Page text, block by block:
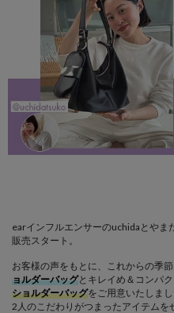
earインフルエンサーのuchidaとやま
販売スタート。
お客様の声をもとに、これからの季
ョルダーバッグとキレイめ＆コンパ
ショルダーバッグをご用意いたしまし
2人のこだわりがつまったアイテムを